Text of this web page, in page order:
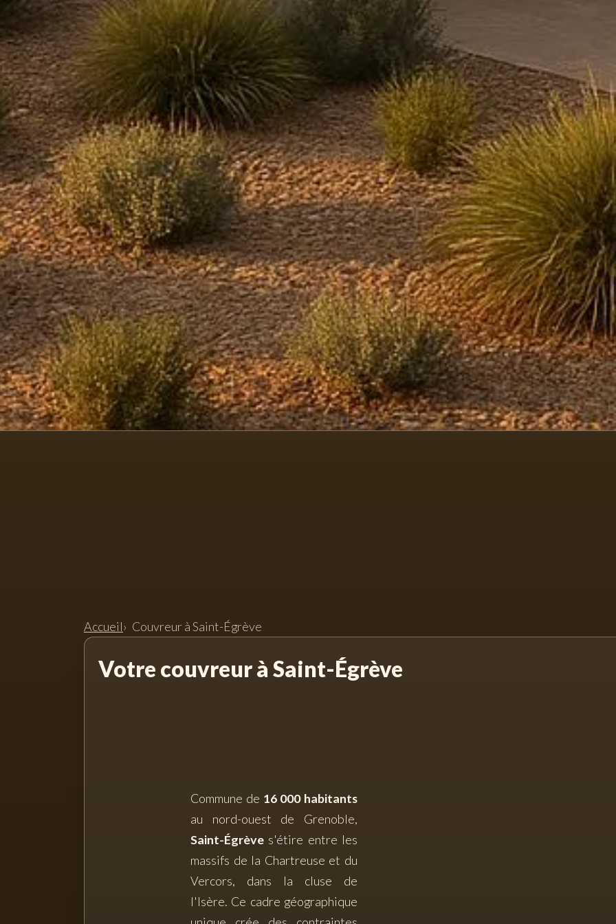
Accueil Couvreur à Saint-Égrève
Votre couvreur à Saint-Égrève
Commune de 16 000 habitants
au nord-ouest de Grenoble,
Saint-Égrève s'étire entre les
massifs de la Chartreuse et du
Vercors, dans la cluse de
l'Isère. Ce cadre géographique